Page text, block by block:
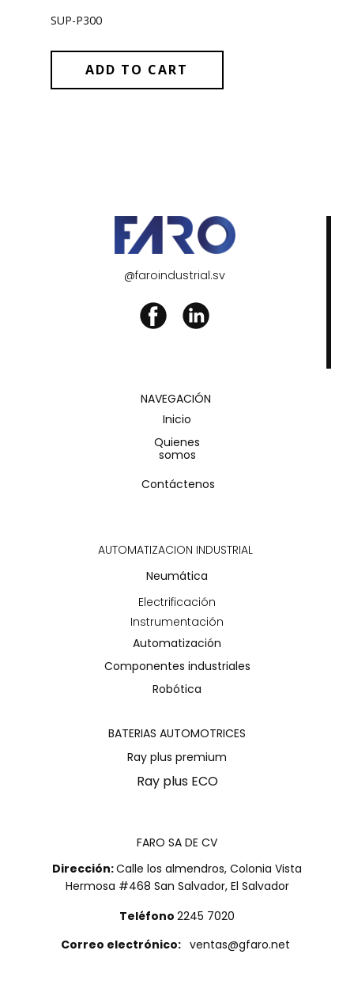
SUP-P300
ADD TO CART
@faroindustrial.sv
NAVEGACIÓN
Inicio
Quienes
somos
Contáctenos
AUTOMATIZACION INDUSTRIAL
Neumática
Electrificación
Instrumentación
Automatización
Componentes industriales
Robótica
BATERIAS AUTOMOTRICES
Ray plus premium
Ray plus ECO
FARO SA DE CV
Dirección:Calle los almendros, Colonia Vista
Hermosa #468 San Salvador, El Salvador
Teléfono 2245 7020
Correo electrónico: ventas@gfaro.net